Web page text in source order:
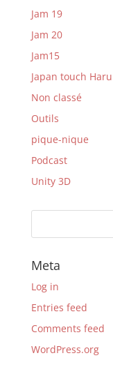
Jam 19
Jam 20
Jam15
Japan touch Haru
Non classé
Outils
pique-nique
Podcast
Unity 3D
Meta
Log in
Entries feed
Comments feed
WordPress.org